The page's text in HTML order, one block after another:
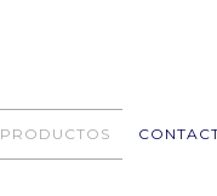
PRODUCTOS